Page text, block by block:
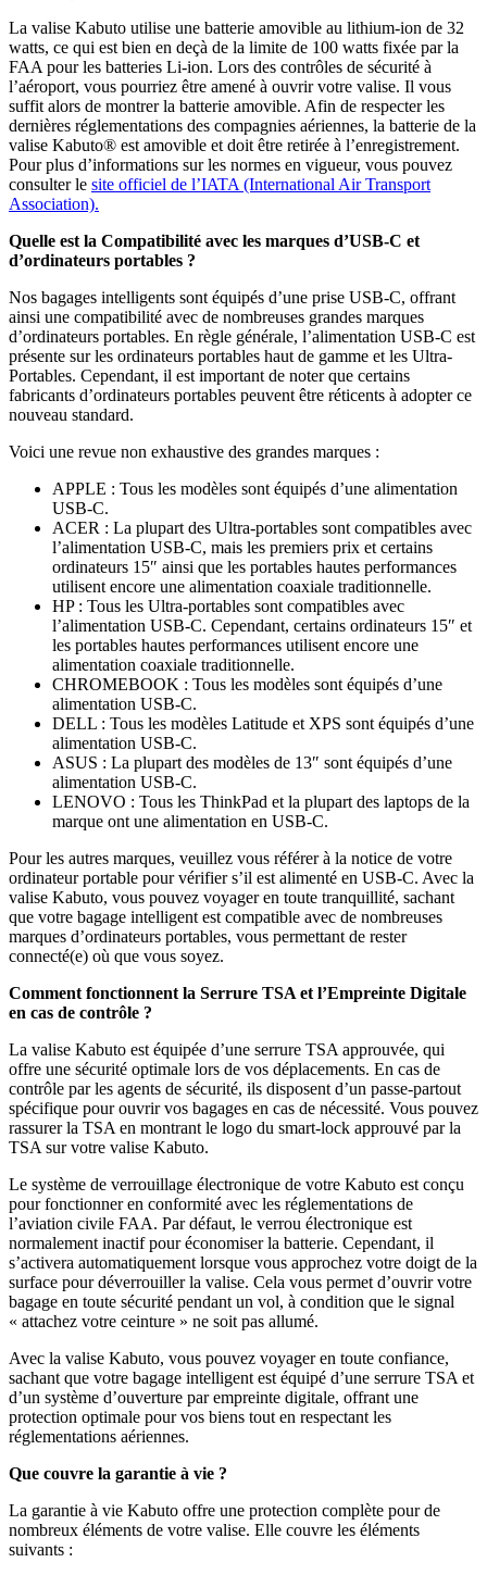
La valise Kabuto utilise une batterie amovible au lithium-ion de 32
watts, ce qui est bien en deçà de la limite de 100 watts fixée par la
FAA pour les batteries Li-ion. Lors des contrôles de sécurité à
l’aéroport, vous pourriez être amené à ouvrir votre valise. Il vous
suffit alors de montrer la batterie amovible. Afin de respecter les
dernières réglementations des compagnies aériennes, la batterie de la
valise Kabuto® est amovible et doit être retirée à l’enregistrement.
Pour plus d’informations sur les normes en vigueur, vous pouvez
consulter le site officiel de l’IATA (International Air Transport
Association).
Quelle est la Compatibilité avec les marques d’USB-C et
d’ordinateurs portables ?
Nos bagages intelligents sont équipés d’une prise USB-C, offrant
ainsi une compatibilité avec de nombreuses grandes marques
d’ordinateurs portables. En règle générale, l’alimentation USB-C est
présente sur les ordinateurs portables haut de gamme et les Ultra-
Portables. Cependant, il est important de noter que certains
fabricants d’ordinateurs portables peuvent être réticents à adopter ce
nouveau standard.
Voici une revue non exhaustive des grandes marques :
APPLE : Tous les modèles sont équipés d’une alimentation
USB-C.
ACER : La plupart des Ultra-portables sont compatibles avec
l’alimentation USB-C, mais les premiers prix et certains
ordinateurs 15″ ainsi que les portables hautes performances
utilisent encore une alimentation coaxiale traditionnelle.
HP : Tous les Ultra-portables sont compatibles avec
l’alimentation USB-C. Cependant, certains ordinateurs 15″ et
les portables hautes performances utilisent encore une
alimentation coaxiale traditionnelle.
CHROMEBOOK : Tous les modèles sont équipés d’une
alimentation USB-C.
DELL : Tous les modèles Latitude et XPS sont équipés d’une
alimentation USB-C.
ASUS : La plupart des modèles de 13″ sont équipés d’une
alimentation USB-C.
LENOVO : Tous les ThinkPad et la plupart des laptops de la
marque ont une alimentation en USB-C.
Pour les autres marques, veuillez vous référer à la notice de votre
ordinateur portable pour vérifier s’il est alimenté en USB-C. Avec la
valise Kabuto, vous pouvez voyager en toute tranquillité, sachant
que votre bagage intelligent est compatible avec de nombreuses
marques d’ordinateurs portables, vous permettant de rester
connecté(e) où que vous soyez.
Comment fonctionnent la Serrure TSA et l’Empreinte Digitale
en cas de contrôle ?
La valise Kabuto est équipée d’une serrure TSA approuvée, qui
offre une sécurité optimale lors de vos déplacements. En cas de
contrôle par les agents de sécurité, ils disposent d’un passe-partout
spécifique pour ouvrir vos bagages en cas de nécessité. Vous pouvez
rassurer la TSA en montrant le logo du smart-lock approuvé par la
TSA sur votre valise Kabuto.
Le système de verrouillage électronique de votre Kabuto est conçu
pour fonctionner en conformité avec les réglementations de
l’aviation civile FAA. Par défaut, le verrou électronique est
normalement inactif pour économiser la batterie. Cependant, il
s’activera automatiquement lorsque vous approchez votre doigt de la
surface pour déverrouiller la valise. Cela vous permet d’ouvrir votre
bagage en toute sécurité pendant un vol, à condition que le signal
« attachez votre ceinture » ne soit pas allumé.
Avec la valise Kabuto, vous pouvez voyager en toute confiance,
sachant que votre bagage intelligent est équipé d’une serrure TSA et
d’un système d’ouverture par empreinte digitale, offrant une
protection optimale pour vos biens tout en respectant les
réglementations aériennes.
Que couvre la garantie à vie ?
La garantie à vie Kabuto offre une protection complète pour de
nombreux éléments de votre valise. Elle couvre les éléments
suivants :